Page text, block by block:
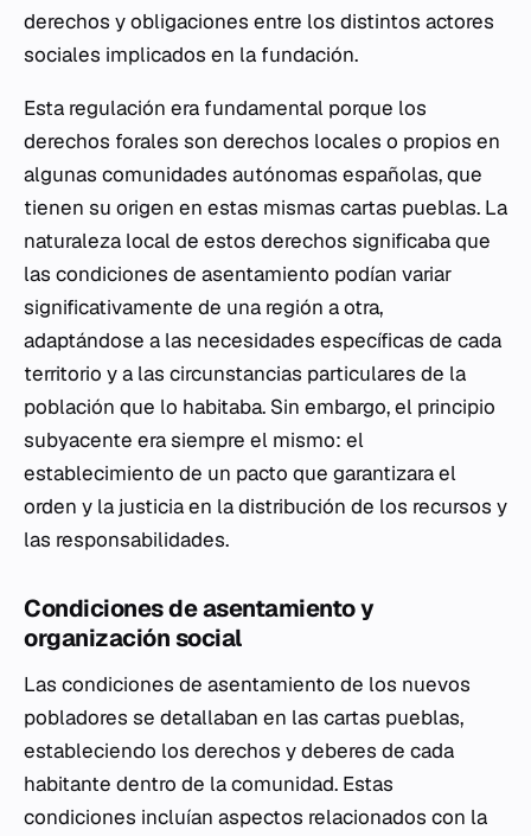
derechos y obligaciones entre los distintos actores
sociales implicados en la fundación.
Esta regulación era fundamental porque los
derechos forales son derechos locales o propios en
algunas comunidades autónomas españolas, que
tienen su origen en estas mismas cartas pueblas. La
naturaleza local de estos derechos significaba que
las condiciones de asentamiento podían variar
significativamente de una región a otra,
adaptándose a las necesidades específicas de cada
territorio y a las circunstancias particulares de la
población que lo habitaba. Sin embargo, el principio
subyacente era siempre el mismo: el
establecimiento de un pacto que garantizara el
orden y la justicia en la distribución de los recursos y
las responsabilidades.
Condiciones de asentamiento y
organización social
Las condiciones de asentamiento de los nuevos
pobladores se detallaban en las cartas pueblas,
estableciendo los derechos y deberes de cada
habitante dentro de la comunidad. Estas
condiciones incluían aspectos relacionados con la